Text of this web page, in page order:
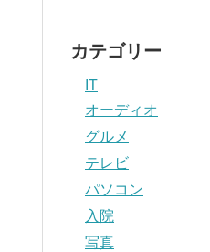
カテゴリー
IT
オーディオ
グルメ
テレビ
パソコン
入院
写真